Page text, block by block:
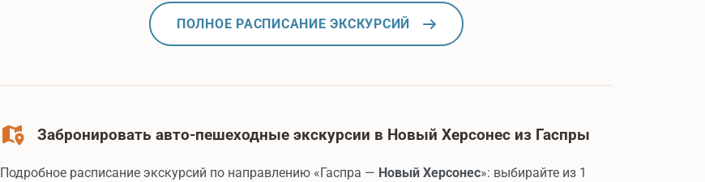
ПОЛНОЕ РАСПИСАНИЕ ЭКСКУРСИЙ
Забронировать авто-пешеходные экскурсии в Новый Херсонес из Гаспры
Подробное расписание экскурсий по направлению «Гаспра — Новый Херсонес»: выбирайте из 1